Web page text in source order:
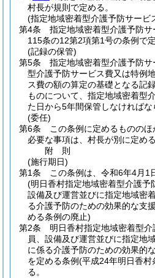
村長が規則で定める。
(指定地域密着型介護予防サービ
第4条
指定地域密着型介護予防
115条の12第2項第1号の条例で
(記録の保管)
第5条
指定地域密着型介護予防
型介護予防サービス費又は特例
ス費の額の算定の基礎となる記
ものについて、指定地域密着型
た日から5年間保管しなければな
(委任)
第6条
この条例に定めるものの
必要な事項は、村長が別に定める
附 則
(施行期日)
第1条
この条例は、令和6年4月1
(明日香村指定地域密着型介護予
設備及び運営並びに指定地域密
る介護予防のための効果的な支
める条例の廃止)
第2条
明日香村指定地域密着型
員、設備及び運営並びに指定地
に係る介護予防のための効果的
を定める条例(平成24年明日香村
る。